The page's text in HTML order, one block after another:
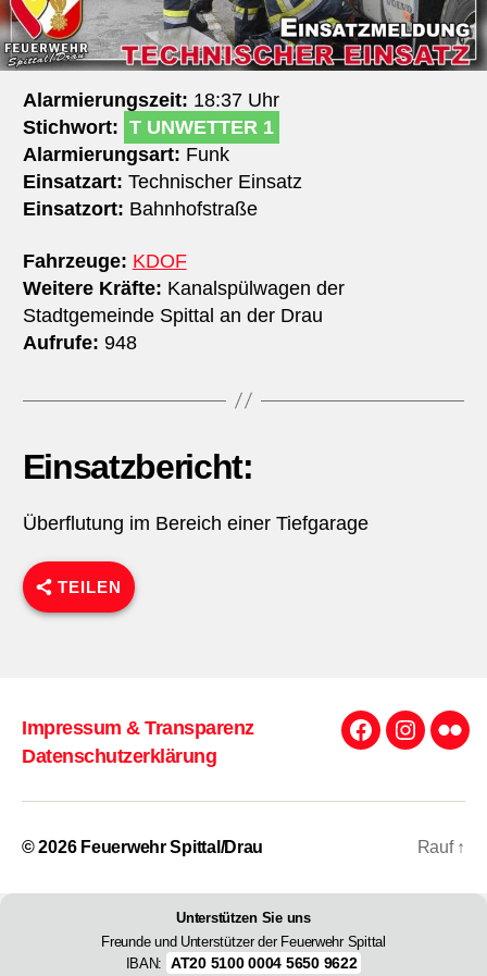
Alarmierungszeit: 18:37 Uhr
Stichwort: T UNWETTER 1
Alarmierungsart: Funk
Einsatzart: Technischer Einsatz
Einsatzort: Bahnhofstraße
Fahrzeuge: KDOF
Weitere Kräfte: Kanalspülwagen der
Stadtgemeinde Spittal an der Drau
Aufrufe: 948
Einsatzbericht:
Überflutung im Bereich einer Tiefgarage
TEILEN
Impressum & Transparenz
Datenschutzerklärung
Facebook
© 2026 Feuerwehr Spittal/Drau Rauf ↑
Unterstützen Sie uns
Freunde und Unterstützer der Feuerwehr Spittal
IBAN: AT20 5100 0004 5650 9622